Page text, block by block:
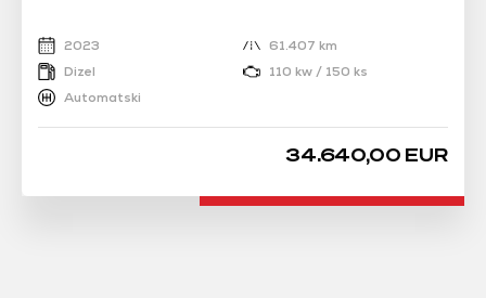
2023
61.407 km
Dizel
110 kw / 150 ks
Automatski
34.640,00 EUR